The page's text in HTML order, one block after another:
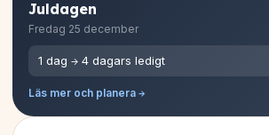
Juldagen
Fredag 25 december
1 dag → 4 dagars ledigt
Läs mer och planera →